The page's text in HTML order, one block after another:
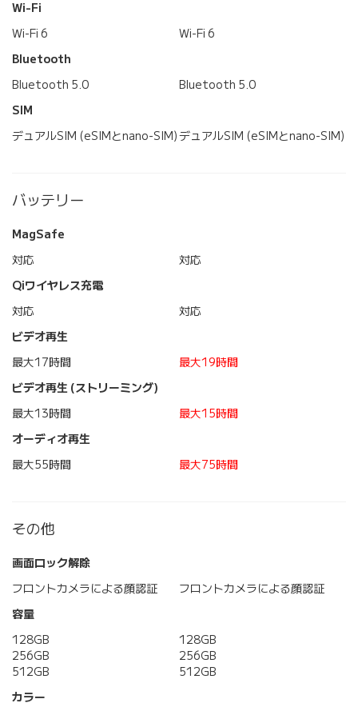
Wi-Fi
Wi-Fi 6
Wi-Fi 6
Bluetooth
Bluetooth 5.0
Bluetooth 5.0
SIM
デュアルSIM (eSIMとnano-SIM)デュアルSIM (eSIMとnano-SIM)
バッテリー
MagSafe
対応
対応
Qiワイヤレス充電
対応
対応
ビデオ再生
最大17時間
最大19時間
ビデオ再生 (ストリーミング)
最大13時間
最大15時間
オーディオ再生
最大55時間
最大75時間
その他
画面ロック解除
フロントカメラによる顔認証
フロントカメラによる顔認証
容量
128GB
256GB
512GB
128GB
256GB
512GB
カラー